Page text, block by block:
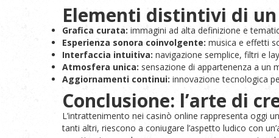
Elementi distintivi di
Grafica curata: immagini ad alta definizione e
Esperienza sonora coinvolgente: musica e effetti
Interfaccia intuitiva: navigazione semplice, filtri e
Atmosfera unica: sensazione di appartenenza a un
Aggiornamenti continui: innovazione tecnologica
Conclusione: l’arte di
L’intrattenimento nei casinò online rappresenta oggi
tanti altri, riescono a coniugare l’aspetto ludico con